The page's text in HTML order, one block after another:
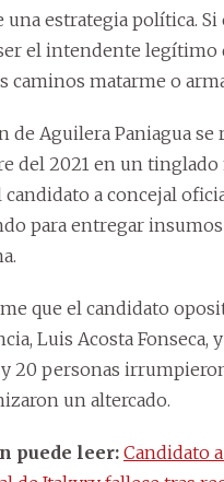
una estrategia política. Si
el intendente legítimo
caminos matarme o
de Aguilera Paniagua se
del 2021 en un tinglado
a concejal
para entregar
que el candidato
Luis Acosta Fonseca,
20 personas
un altercado.
puede leer: Candidato